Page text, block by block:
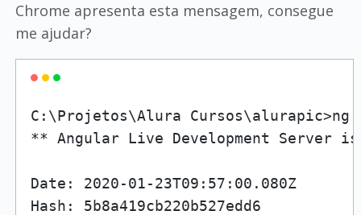
Chrome apresenta esta mensagem, consegue
me ajudar?
C:\Projetos\Alura Cursos\alurapic>ng
** Angular Live Development
Date: 2020-01-23T09:57:00.080Z
Hash: 5b8a419cb220b527edd6